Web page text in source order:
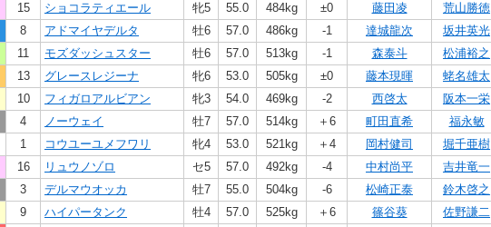
15 ショコラティエール 牝5 55.0 484kg ±0 藤田凌 荒山勝徳
8 アドマイヤデルタ 牡6 57.0 486kg -1 達城龍次 坂井英光
11 モズダッシュスター 牡6 57.0 513kg -1 森泰斗 松浦裕之
13 グレースレジーナ 牝6 53.0 505kg ±0 藤本現暉 蛯名雄太
10 フィガロアルビアン 牝3 54.0 469kg -2 西啓太 阪本一栄
4 ノーウェイ 牡7 57.0 514kg ＋6 町田直希 福永敏
1 コウユーユメフワリ 牝4 53.0 521kg ＋4 岡村健司 堀千亜樹
16 リュウノゾロ セ5 57.0 492kg -4 中村尚平 吉井竜一
3 デルマウオッカ 牡7 55.0 504kg -6 松崎正泰 鈴木啓之
9 ハイパータンク 牡4 57.0 525kg ＋6 篠谷葵 佐野謙二